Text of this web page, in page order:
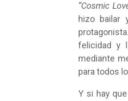
“Cosmic
hizo bailar
felicidad y
mediante
para todos
Y si hay